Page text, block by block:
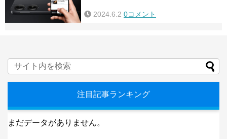
2024.6.2 0コメント
注目記事ランキング
まだデータがありません。